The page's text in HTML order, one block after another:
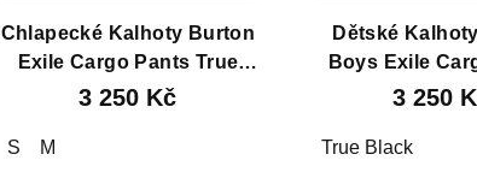
Chlapecké Kalhoty Burton
Exile Cargo Pants True
Black
3 250 Kč
S M
Dětské
Boys Exile
True
3 250
True Black